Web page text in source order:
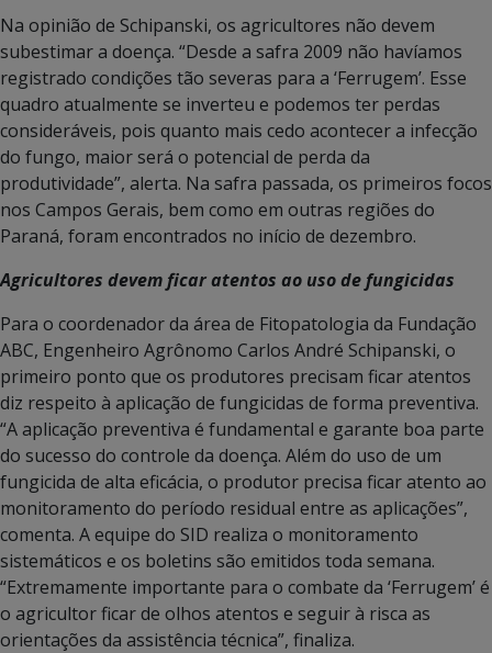
Na opinião de Schipanski, os agricultores não devem
subestimar a doença. “Desde a safra 2009 não havíamos
registrado condições tão severas para a ‘Ferrugem’. Esse
quadro atualmente se inverteu e podemos ter perdas
consideráveis, pois quanto mais cedo acontecer a infecção
do fungo, maior será o potencial de perda da
produtividade”, alerta. Na safra passada, os primeiros focos
nos Campos Gerais, bem como em outras regiões do
Paraná, foram encontrados no início de dezembro.
Agricultores devem ficar atentos ao uso de fungicidas
Para o coordenador da área de Fitopatologia da Fundação
ABC, Engenheiro Agrônomo Carlos André Schipanski, o
primeiro ponto que os produtores precisam ficar atentos
diz respeito à aplicação de fungicidas de forma preventiva.
“A aplicação preventiva é fundamental e garante boa parte
do sucesso do controle da doença. Além do uso de um
fungicida de alta eficácia, o produtor precisa ficar atento ao
monitoramento do período residual entre as aplicações”,
comenta. A equipe do SID realiza o monitoramento
sistemáticos e os boletins são emitidos toda semana.
“Extremamente importante para o combate da ‘Ferrugem’ é
o agricultor ficar de olhos atentos e seguir à risca as
orientações da assistência técnica”, finaliza.